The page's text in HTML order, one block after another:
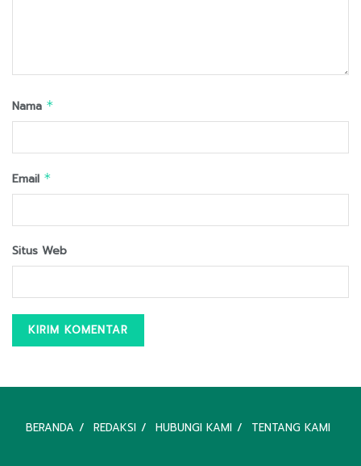
Nama *
Email *
Situs Web
BERANDA REDAKSI HUBUNGI KAMI TENTANG KAMI